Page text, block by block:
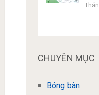
CHUYÊN MỤC
Bóng bàn